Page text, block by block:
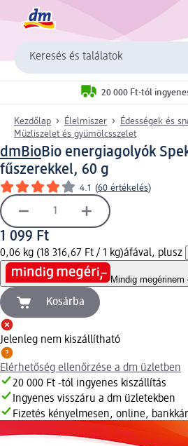
Keresés és találatok
20 000 Ft-tól
Kezdőlap Élelmiszer
Édességek és
Müzliszelet és gyümölcsszelet
dmBioBio energiagolyók
fűszerekkel, 60 g
4.1 (60 értékelés)
1 099 Ft
0,06 kg (18 316,67 Ft / 1 kg)áfával, plusz
Mindig megérinem
Kosárba
Jelenleg nem kiszállítható
Elérhetőség ellenőrzése a dm üzletben
20 000 Ft -tól ingyenes kiszállítás
Ingyenes visszáru a dm üzletekben
Fizetés kényelmesen, online,